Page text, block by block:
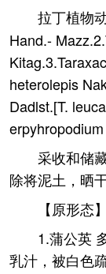
拉丁植物
Hand.-
heterolepis
Dadlst.[T.
采收和储
除将泥土，晒干
【原形态】
1.蒲公英
乳汁，被白色